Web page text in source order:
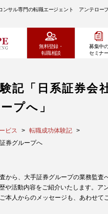
ンサル専門の転職エージェント アンテロー
無料登録・
転職相談
募集中
セミナー
記「日系証券会
プへ」
ビス
転職成功体験記
券グループへ
から、大手証券グループの業務監査
や活動内容をご紹介いたします。ア
本人からのメッセージも、あわせて